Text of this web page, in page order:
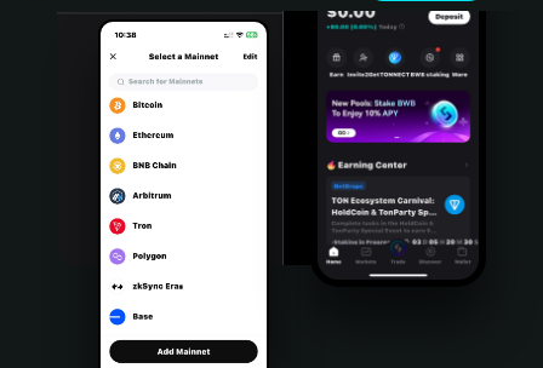
Italiano
Português (Portugal)
Bahasa Indonesia
Português (Brasil)
Español (Argentina)